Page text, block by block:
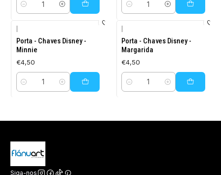
Quantidade Quantidade
Porta - Chaves Disney -
Minnie
€4,50
Quantidade
Porta - Chaves Disney -
Margarida
€4,50
Quantidade
Siga-nos